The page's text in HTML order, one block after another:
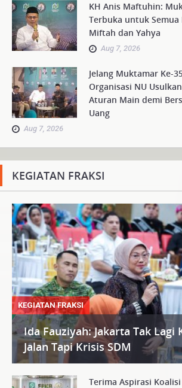
KH Anis Maftuhin:
Terbuka untuk Semua
Miftah dan Yahya
Aug 7, 2026
Jelang Muktamar Ke-
Organisasi NU
Aturan Main demi
Uang
Aug 7, 2026
KEGIATAN FRAKSI
KEGIATAN FRAKSI
Ida Fauziyah: Jakarta Tak Lagi
Jalan Tapi Krisis SDM
Terima Aspirasi